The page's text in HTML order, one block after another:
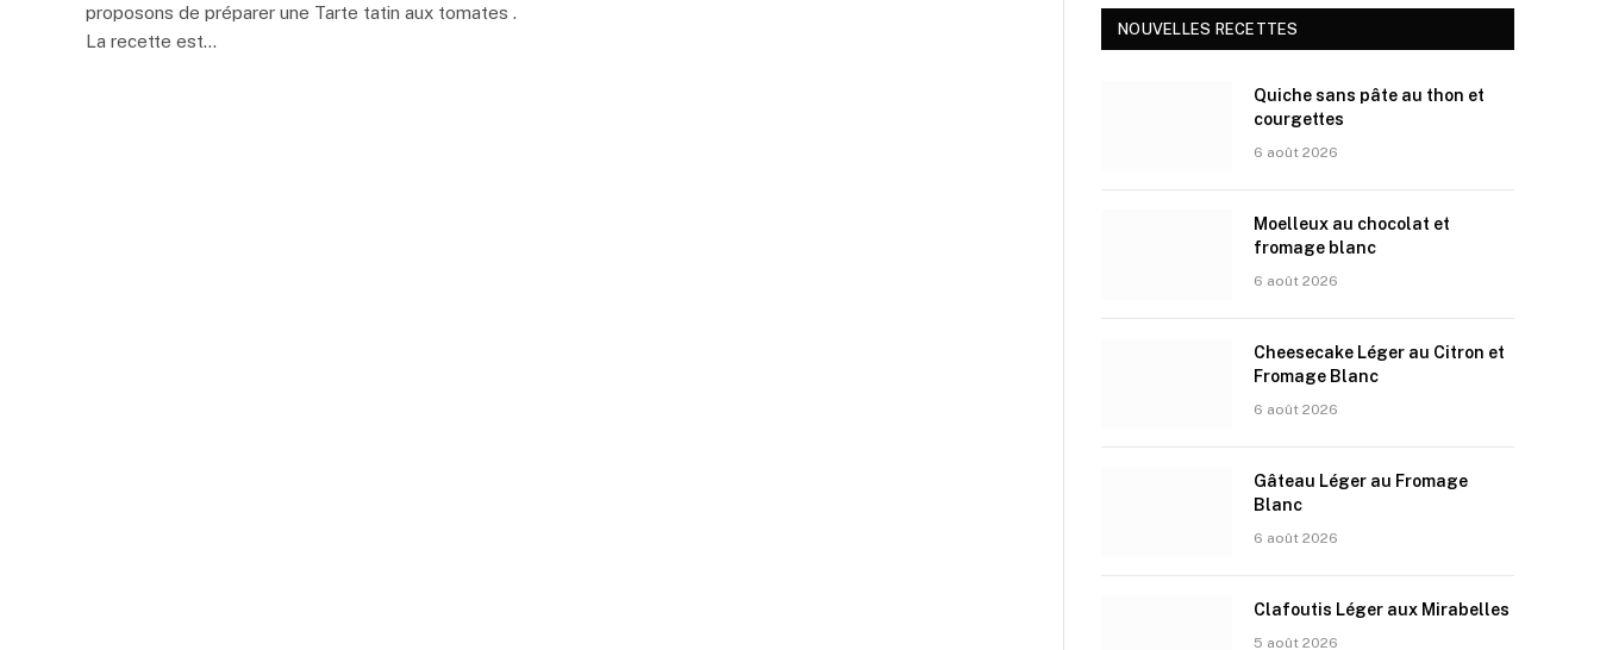
proposons de préparer une Tarte tatin aux tomates .
La recette est…
NOUVELLES RECETTES
Quiche sans pâte au thon et
courgettes
6 août 2026
Moelleux au chocolat et
fromage blanc
6 août 2026
Cheesecake Léger au Citron et
Fromage Blanc
6 août 2026
Gâteau Léger au Fromage
Blanc
6 août 2026
Clafoutis Léger aux Mirabelles
5 août 2026